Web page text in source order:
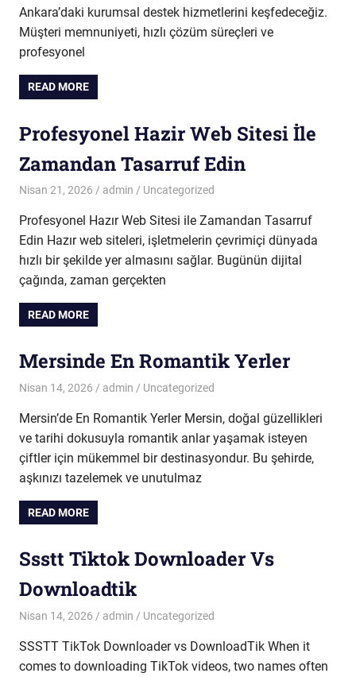
Ankara’daki kurumsal destek hizmetlerini keşfedeceğiz.
Müşteri memnuniyeti, hızlı çözüm süreçleri ve
profesyonel
READ MORE
Profesyonel Hazir Web Sitesi İle
Zamandan Tasarruf Edin
Nisan 21, 2026 admin Uncategorized
Profesyonel Hazır Web Sitesi ile Zamandan Tasarruf
Edin Hazır web siteleri, işletmelerin çevrimiçi dünyada
hızlı bir şekilde yer almasını sağlar. Bugünün dijital
çağında, zaman gerçekten
READ MORE
Mersinde En Romantik Yerler
Nisan 14, 2026 admin Uncategorized
Mersin’de En Romantik Yerler Mersin, doğal güzellikleri
ve tarihi dokusuyla romantik anlar yaşamak isteyen
çiftler için mükemmel bir destinasyondur. Bu şehirde,
aşkınızı tazelemek ve unutulmaz
READ MORE
Ssstt Tiktok Downloader Vs
Downloadtik
Nisan 14, 2026 admin Uncategorized
SSSTT TikTok Downloader vs DownloadTik When it
comes to downloading TikTok videos, two names often